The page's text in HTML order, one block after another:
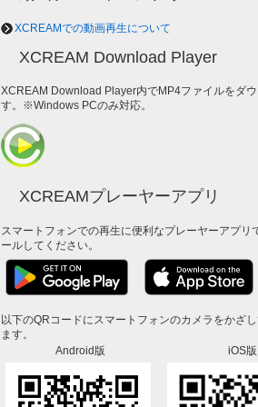
XCREAMでの動画再生について
XCREAM Download Player
XCREAM Download Player内でMP4ファイルをダ
す。※Windows PCのみ対応。
XCREAMプレーヤーアプリ
スマートフォンでの再生に便利なプレーヤーアプリ
ールしてください。
以下のQRコードにスマートフォンのカメラをかざ
ます。
Android版
iOS版